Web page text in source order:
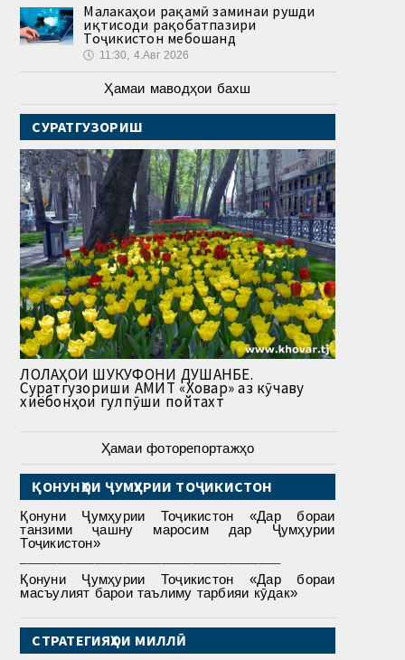
Малакаҳои рақамӣ заминаи рушди
иқтисоди рақобатпазири
Тоҷикистон мебошанд
🕔 11:30, 4.Авг 2026
Ҳамаи маводҳои бахш
СУРАТГУЗОРИШ
ЛОЛАҲОИ ШУКУФОНИ ДУШАНБЕ.
Суратгузориши АМИТ «Ховар» аз кӯчаву
хиёбонҳои гулпӯши пойтахт
Ҳамаи фоторепортажҳо
ҚОНУНҲОИ ҶУМҲУРИИ ТОҶИКИСТОН
Қонуни Ҷумҳурии Тоҷикистон «Дар бораи
танзими ҷашну маросим дар Ҷумҳурии
Тоҷикистон»
Қонуни Ҷумҳурии Тоҷикистон «Дар бораи
масъулият барои таълиму тарбияи кӯдак»
СТРАТЕГИЯҲОИ МИЛЛӢ